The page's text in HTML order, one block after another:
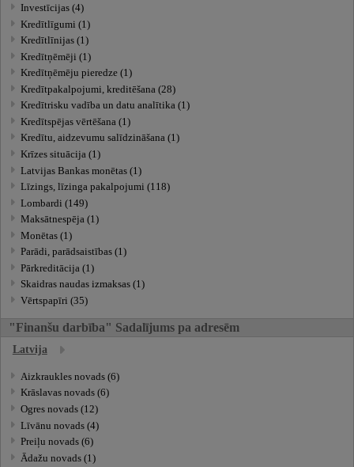
Investīcijas (4)
Kredītlīgumi (1)
Kredītlīnijas (1)
Kredītņēmēji (1)
Kredītņēmēju pieredze (1)
Kredītpakalpojumi, kreditēšana (28)
Kredītrisku vadība un datu analītika (1)
Kredītspējas vērtēšana (1)
Kredītu, aidzevumu salīdzināšana (1)
Krīzes situācija (1)
Latvijas Bankas monētas (1)
Līzings, līzinga pakalpojumi (118)
Lombardi (149)
Maksātnespēja (1)
Monētas (1)
Parādi, parādsaistības (1)
Pārkreditācija (1)
Skaidras naudas izmaksas (1)
Vērtspapīri (35)
"Finanšu darbība" Sadalījums pa adresēm
Latvija
Aizkraukles novads (6)
Krāslavas novads (6)
Ogres novads (12)
Līvānu novads (4)
Preiļu novads (6)
Ādažu novads (1)